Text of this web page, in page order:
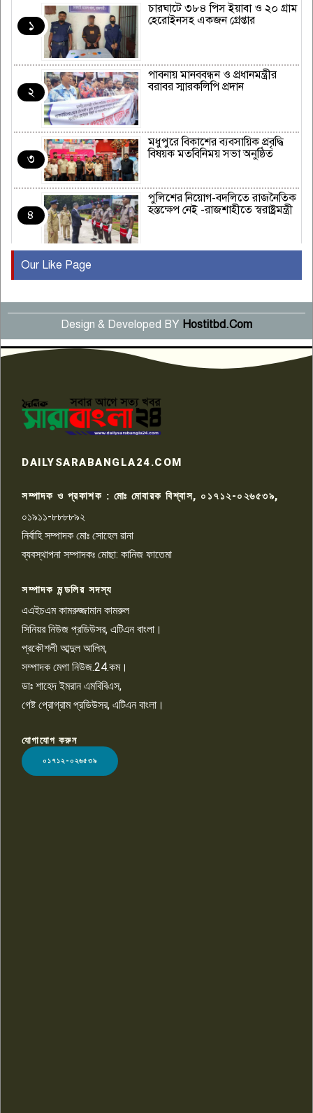
১
চারঘাটে ৩৮৪ পিস ইয়াবা ও ২০ গ্রাম
হেরোইনসহ একজন গ্রেপ্তার
২
পাবনায় মানববন্ধন ও প্রধানমন্ত্রীর
বরাবর স্মারকলিপি প্রদান
৩
মধুপুরে বিকাশের ব্যবসায়িক প্রবৃদ্ধি
বিষয়ক মতবিনিময় সভা অনুষ্ঠিত
৪
পুলিশের নিয়োগ-বদলিতে রাজনৈতিক
হস্তক্ষেপ নেই -রাজশাহীতে স্বরাষ্ট্রমন্ত্রী
৫
বছর পূর্তি উদযাপন
৬
সংবাদ সম্মেলনে অভিযোগ অস্বীকার
উদ্দেশ্য প্রণোদিত সংবাদ প্রকাশের
প্রতিবাদ নাজির হাসানের
৭
কেটে ঘরে ঢুকে স্কুল শিক্ষিকাকে হত্যা
টয়লেটের ট্যাংকি থেকে লাশ উদ্ধার
রাজশাহীতে সন্ত্রাসী হামলায় গুরুতর
৯
চাঁদাবাজি ও হয়রানির অভিযোগ
১০
Our Like Page
Design & Developed BY Hostitbd.Com
LOGO
DAILYSARABANGLA24.COM
সম্পাদক ও প্রকাশক : মোঃ মোবারক বিশ্বাস, ০১৭১২-০২৬৫৩৯,
০১৯১১-৮৮৮৮৯২
নির্বাহি সম্পাদক মোঃ সোহেল রানা
ব্যবস্থাপনা সম্পাদকঃ মোছা: কানিজ ফাতেমা
সম্পাদক মন্ডলির সদস্য
এএইচএম কামরুজ্জামান কামরুল
সিনিয়র নিউজ প্রডিউসর, এটিএন বাংলা।
প্রকৌশলী আব্দুল আলিম,
সম্পাদক মেগা নিউজ.24.কম।
ডাঃ শাহেদ ইমরান এমবিবিএস,
গেষ্ট প্রোগ্রাম প্রডিউসর, এটিএন বাংলা।
যোগাযোগ করুন
০১৭১২-০২৬৫৩৯